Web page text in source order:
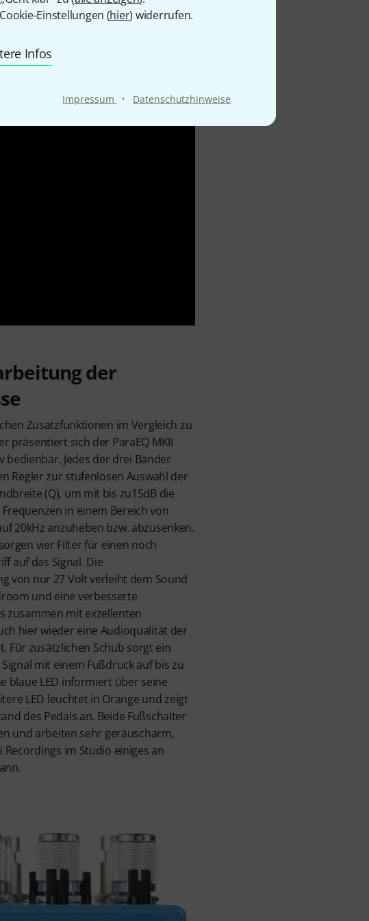
Einstellungen (hier) widerrufen.
Infos
Impressum · Datenschutzhinweise
der
Zusatzfunktionen im Vergleich zu
präsentiert sich der ParaEQ MKII
bedienbar. Jedes der drei Bänder
Regler zur stufenlosen Auswahl der
(Q), um mit bis zu15dB die
in einem Bereich von
20kHz anzuheben bzw. abzusenken.
vier Filter für einen noch
auf das Signal. Die
von nur 27 Volt verleiht dem Sound
und eine verbesserte
zusammen mit exzellenten
hier wieder eine Audioqualität der
Für zusätzlichen Schub sorgt ein
mit einem Fußdruck auf bis zu
blaue LED informiert über seine
LED leuchtet in Orange und zeigt
des Pedals an. Beide Fußschalter
und arbeiten sehr geräuscharm,
Recordings im Studio einiges an